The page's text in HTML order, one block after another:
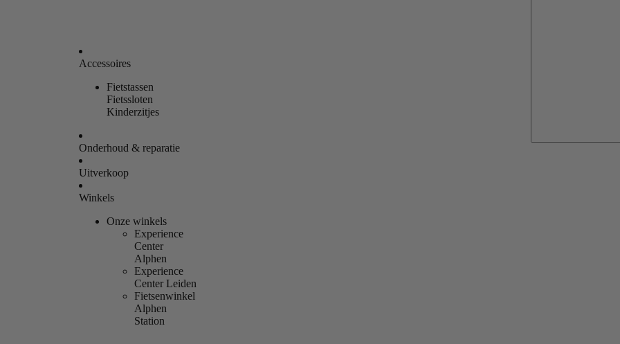
Accessoires
Fietstassen
Fietssloten
Kinderzitjes
Onderhoud & reparatie
Uitverkoop
Winkels
Onze winkels
Experience
Center
Alphen
Experience
Center Leiden
Fietsenwinkel
Alphen
Station